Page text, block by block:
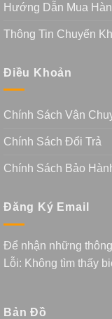
Hướng Dẫn Mua
Thông Tin Chuyển
Điều Khoản
Chính Sách Vận
Chính Sách Đổi Trả
Chính Sách Bảo
Đăng Ký Email
Để nhận những
Lỗi: Không tìm thấy
Bản Đồ